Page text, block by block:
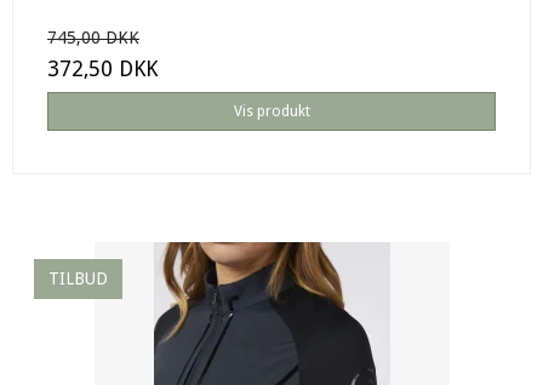
745,00 DKK
372,50 DKK
Vis produkt
TILBUD